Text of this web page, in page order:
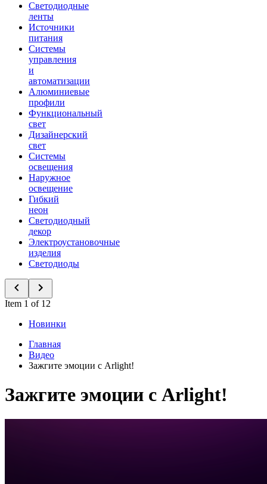
Светодиодные
ленты
Источники
питания
Системы
управления
и
автоматизации
Алюминиевые
профили
Функциональный
свет
Дизайнерский
свет
Системы
освещения
Наружное
освещение
Гибкий
неон
Светодиодный
декор
Электроустановочные
изделия
Светодиоды
Item 1 of 12
Новинки
Главная
Видео
Зажгите эмоции с Arlight!
Зажгите эмоции с Arlight!